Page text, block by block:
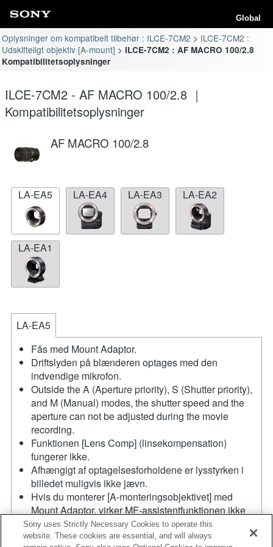
Global
Oplysninger om kompatibelt tilbehør : ILCE-7CM2
ILCE-7CM2 :
Udskifteligt objektiv [A-mount]
ILCE-7CM2 : AF MACRO 100/2.8
Kompatibilitetsoplysninger
ILCE-7CM2 - AF MACRO 100/2.8 ｜
Kompatibilitetsoplysninger
AF MACRO 100/2.8
LA-EA5 LA-EA4 LA-EA3 LA-EA2
LA-EA1
LA-EA5
Fås med Mount Adaptor.
Driftslyden på blænderen optages med den
indvendige mikrofon.
Outside the A (Aperture priority), S (Shutter priority),
and M (Manual) modes, the shutter speed and the
aperture can not be adjusted during the movie
recording.
Funktionen [Lens Comp] (linsekompensation)
fungerer ikke.
Afhængigt af optagelsesforholdene er lysstyrken i
billedet muligvis ikke jævn.
Hvis du monterer [A-monteringsobjektivet] med
Mount Adaptor, virker MF-assistentfunktionen ikke
automatisk, når du drejer fokusringen. Du kan
forstørre billedet ved at vælge funktionen [Focus
Sony uses Strictly Necessary Cookies to operate this
website. These cookies are essential, and will always